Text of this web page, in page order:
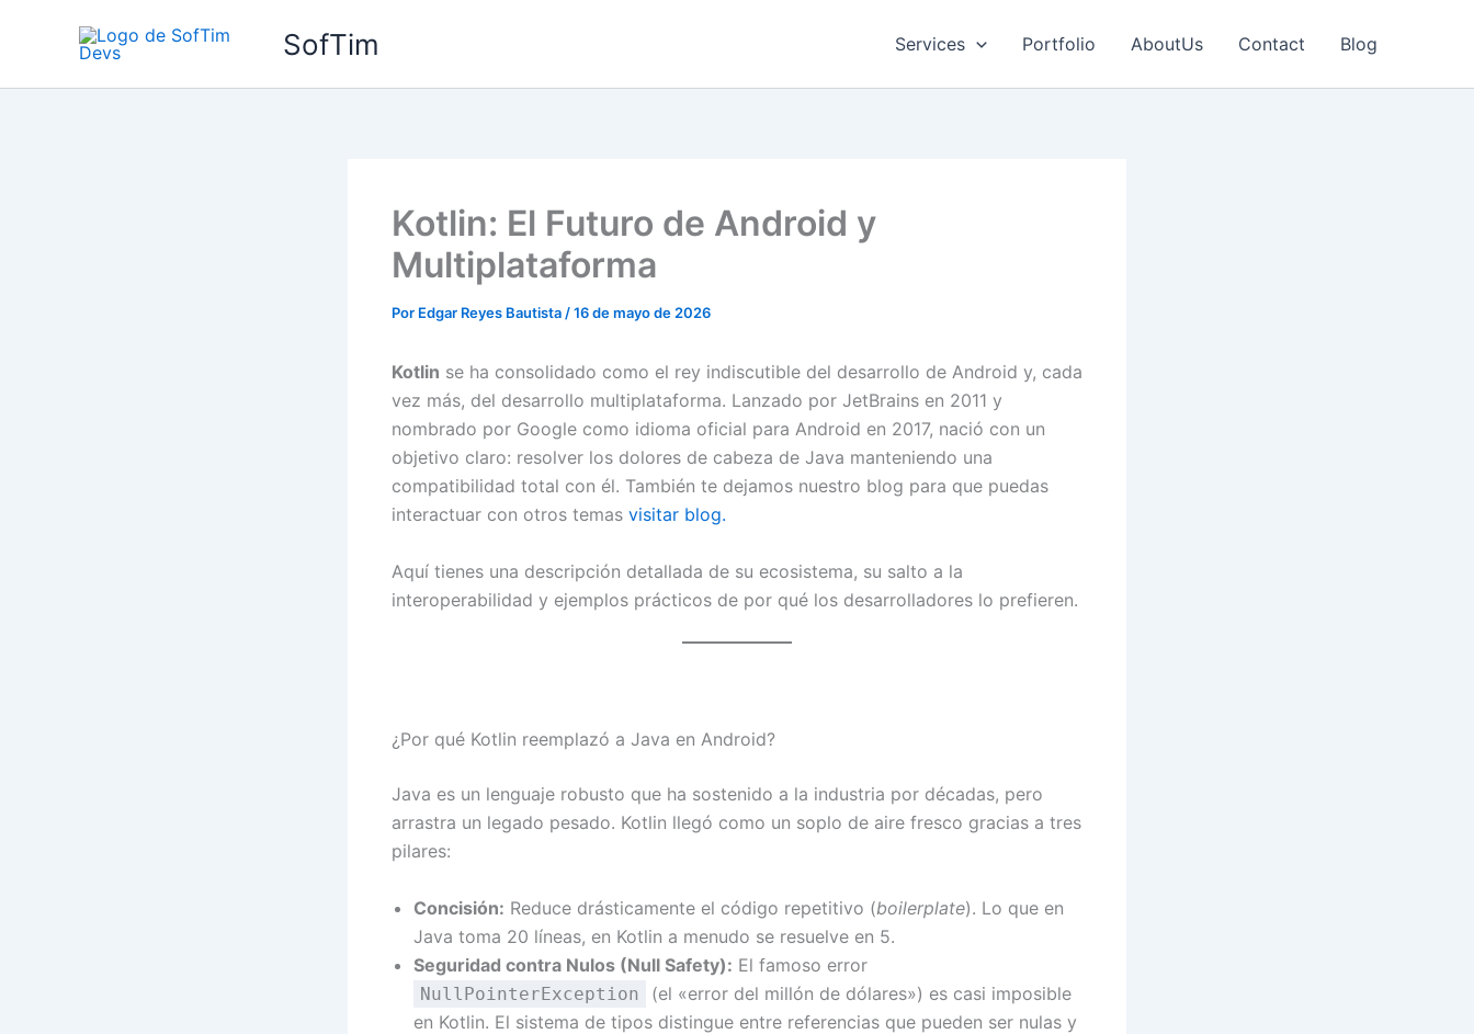
SofTim Services Portfolio AboutUs Contact Blog
Kotlin: El Futuro de Android y
Multiplataforma
Por Edgar Reyes Bautista /16 de mayo de 2026
Kotlin se ha consolidado como el rey indiscutible del desarrollo de Android y, cada
vez más, del desarrollo multiplataforma. Lanzado por JetBrains en 2011 y
nombrado por Google como idioma oficial para Android en 2017, nació con un
objetivo claro: resolver los dolores de cabeza de Java manteniendo una
compatibilidad total con él. También te dejamos nuestro blog para que puedas
interactuar con otros temas visitar blog.
Aquí tienes una descripción detallada de su ecosistema, su salto a la
interoperabilidad y ejemplos prácticos de por qué los desarrolladores lo prefieren.
¿Por qué Kotlin reemplazó a Java en Android?
Java es un lenguaje robusto que ha sostenido a la industria por décadas, pero
arrastra un legado pesado. Kotlin llegó como un soplo de aire fresco gracias a tres
pilares:
Concisión: Reduce drásticamente el código repetitivo (boilerplate). Lo que en
Java toma 20 líneas, en Kotlin a menudo se resuelve en 5.
Seguridad contra Nulos (Null Safety): El famoso error
NullPointerException
(el «error del millón de dólares») es casi imposible
en Kotlin. El sistema de tipos distingue entre referencias que pueden ser nulas y